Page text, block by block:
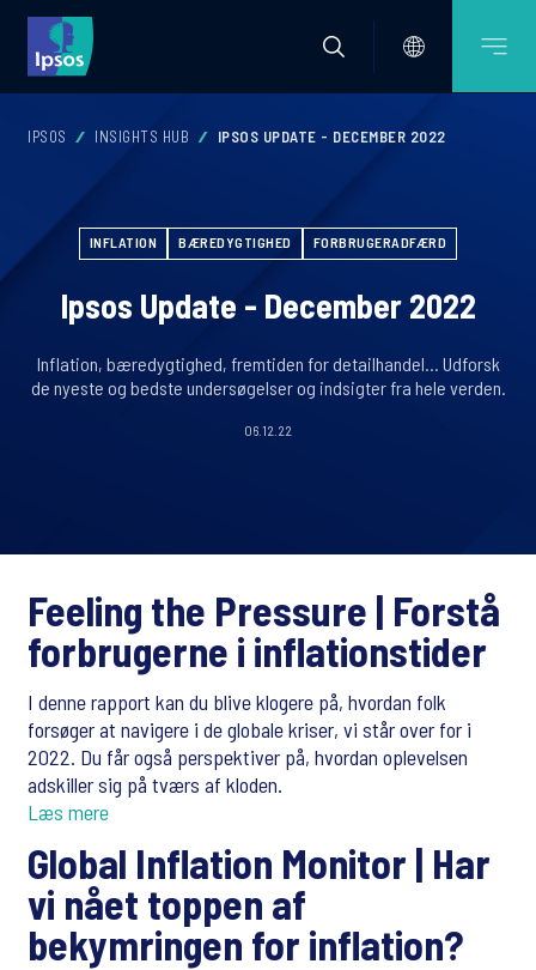
IPSOS INSIGHTS HUB IPSOS UPDATE - DECEMBER 2022
INFLATION BÆREDYGTIGHED FORBRUGERADFÆRD
Ipsos Update - December 2022
Inflation, bæredygtighed, fremtiden for detailhandel... Udforsk
de nyeste og bedste undersøgelser og indsigter fra hele verden.
06.12.22
Feeling the Pressure | Forstå
forbrugerne i inflationstider
I denne rapport kan du blive klogere på, hvordan folk
forsøger at navigere i de globale kriser, vi står over for i
2022. Du får også perspektiver på, hvordan oplevelsen
adskiller sig på tværs af kloden.
Læs mere
Global Inflation Monitor | Har
vi nået toppen af
bekymringen for inflation?